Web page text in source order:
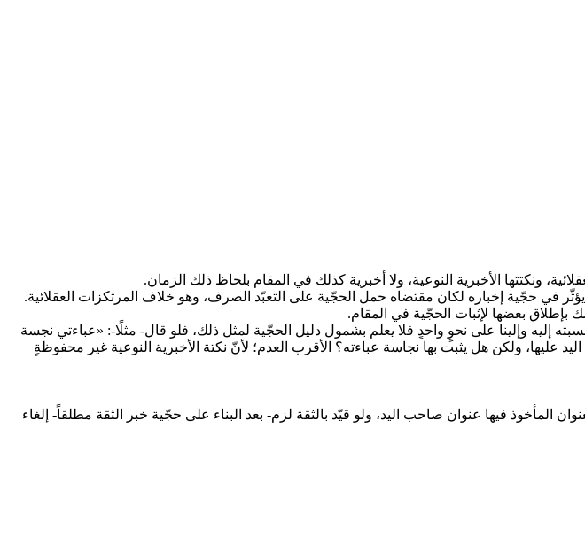
ونكتتها الأخبرية النوعية، ولا أخبرية كذلك في المقام بلحاظ ذلك الزمان.
في حجّية إخباره لكان مقتضاه حمل الحجّية على التعبّد الصرف، وهو خلاف المرتكزات العقلائية.
بإطلاق بعضها لإثبات الحجّية في المقام.
وإلينا على نحوٍ واحدٍ فلا يعلم بشمول دليل الحجّية لمثل ذلك، فلو قال- مثلًا-: «عباءتي نجسة
عليها، ولكن هل يثبت بها نجاسة عباءته؟ الأقرب العدم؛ لأنّ نكتة الأخبرية النوعية غير محفوظةٍ
المأخوذ فيها عنوان صاحب اليد، ولو قيّد بالثقة لزم- بعد البناء على حجّية خبر الثقة مطلقاً- إلغاء